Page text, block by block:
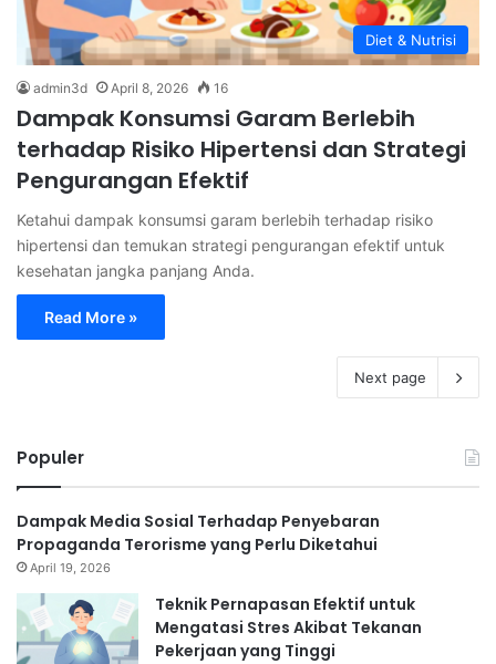
Diet & Nutrisi
admin3d April 8, 2026 16
Dampak Konsumsi Garam Berlebih
terhadap Risiko Hipertensi dan Strategi
Pengurangan Efektif
Ketahui dampak konsumsi garam berlebih terhadap risiko
hipertensi dan temukan strategi pengurangan efektif untuk
kesehatan jangka panjang Anda.
Read More »
Next page
Populer
Dampak Media Sosial Terhadap Penyebaran
Propaganda Terorisme yang Perlu Diketahui
April 19, 2026
Teknik Pernapasan Efektif untuk
Mengatasi Stres Akibat Tekanan
Pekerjaan yang Tinggi